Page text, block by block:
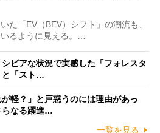
た「EV（BEV）シフト」の潮流も、
るように見える。…
シビアな状況で実感した「フォレスタ
「スト…
軽？」と戸惑うのには理由があっ
なる躍進…
一覧を見る